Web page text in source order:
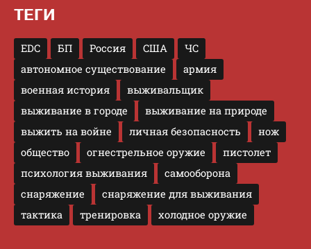
ТЕГИ
EDC БП Россия США
ЧС
автономное существование
армия
военная история
выживальщик
выживание в городе
выживание на природе
выжить на войне
личная безопасность
нож
общество
огнестрельное оружие
пистолет
психология выживания
самооборона
снаряжение
снаряжение для выживания
тактика
тренировка холодное оружие